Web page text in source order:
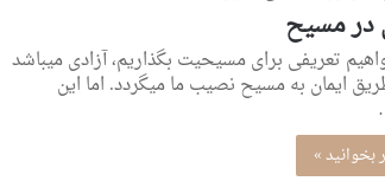
در مسیح
تعریفی برای مسیحیت بگذاریم، آزادی میباشد
ایمان به مسیح نصیب ما میگردد. اما این
بخوانید »